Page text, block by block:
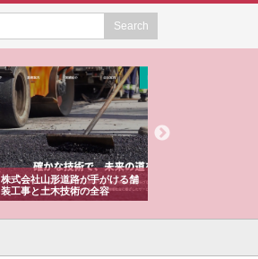
株式会社山形道路が手がける舗
装工事と土木技術の全容